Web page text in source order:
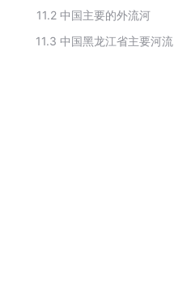
11.2 中国主要的外流河
11.3 中国黑龙江省主要河流